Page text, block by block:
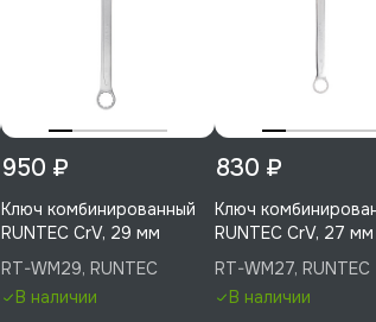
950 ₽
Ключ комбинированный
RUNTEC CrV, 29 мм
RT-WM29, RUNTEC
В наличии
830 ₽
Ключ
RUNTEC CrV, 27 мм
RT-WM27, RUNTEC
В наличии